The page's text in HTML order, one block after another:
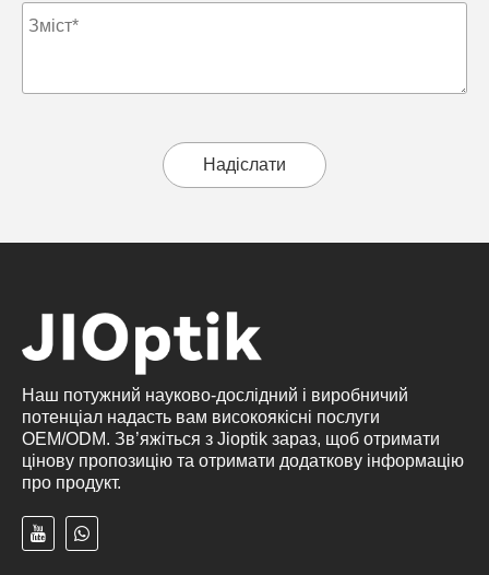
Надіслати
Наш потужний науково-дослідний і виробничий
потенціал надасть вам високоякісні послуги
OEM/ODM. Зв’яжіться з Jioptik зараз, щоб отримати
цінову пропозицію та отримати додаткову інформацію
про продукт.